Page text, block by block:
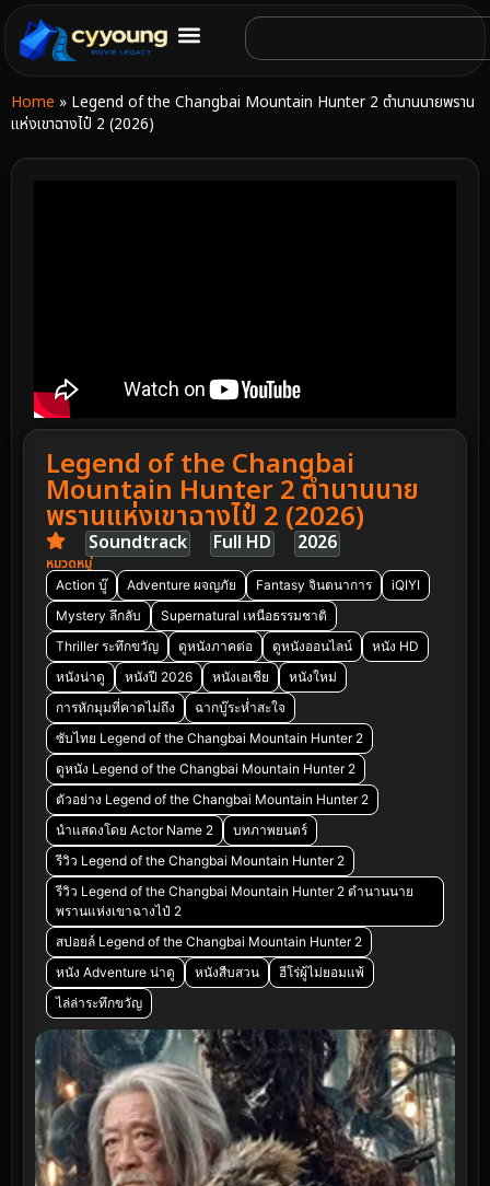
Home » Legend of the Changbai Mountain Hunter 2 ตำนานนายพราน
แห่งเขาฉางไป๋ 2 (2026)
Legend of the Changbai
Mountain Hunter 2 ตำนานนาย
พรานแห่งเขาฉางไป๋ 2 (2026)
Soundtrack Full HD 2026
หมวดหมู่
Action บู๊ Adventure ผจญภัย Fantasy จินตนาการ
iQIYI
Mystery ลึกลับ
Supernatural เหนือธรรมชาติ
Thriller ระทึกขวัญ
ดูหนังภาคต่อ ดูหนังออนไลน์
หนัง HD
หนังน่าดู
หนังปี 2026 หนังเอเชีย
หนังใหม่
การหักมุมที่คาดไม่ถึง
ฉากบู๊ระห่ำสะใจ
ซับไทย Legend of the Changbai Mountain Hunter 2
ดูหนัง Legend of the Changbai Mountain Hunter 2
ตัวอย่าง Legend of the Changbai Mountain Hunter 2
นำแสดงโดย Actor Name 2
บทภาพยนตร์
รีวิว Legend of the Changbai Mountain Hunter 2
รีวิว Legend of the Changbai Mountain Hunter 2 ตำนานนาย
พรานแห่งเขาฉางไป๋ 2
สปอยล์ Legend of the Changbai Mountain Hunter 2
หนัง Adventure น่าดู
หนังสืบสวน
ฮีโร่ผู้ไม่ยอมแพ้
ไล่ล่าระทึกขวัญ